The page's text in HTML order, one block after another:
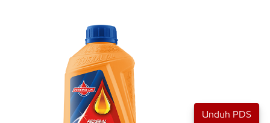
Unduh PDS